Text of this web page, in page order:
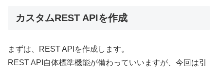
カスタムREST APIを作成
まずは、REST APIを作成します。
REST API自体標準機能が備わっていいますが、今回は引